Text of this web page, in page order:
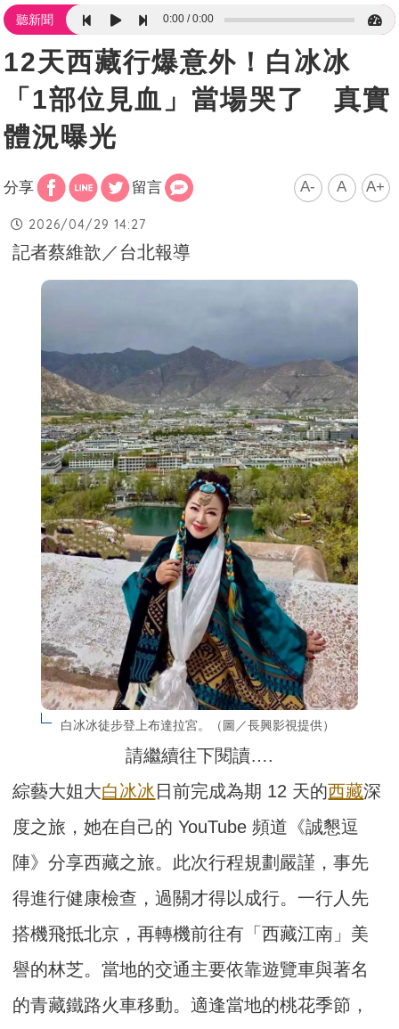
聽新聞 0:00 0:00
12天西藏行爆意外！白冰冰
「1部位見血」當場哭了 真實
體況曝光
分享 留言 A- A A+
2026/04/29 14:27
記者蔡維歆／台北報導
白冰冰徒步登上布達拉宮。（圖／長興影視提供）
請繼續往下閱讀….
綜藝大姐大白冰冰 日前完成為期 12 天的西藏深
度之旅，她在自己的 YouTube 頻道《誠懇逗
陣》分享西藏之旅。此次行程規劃嚴謹，事先
得進行健康檢查，過關才得以成行。一行人先
搭機飛抵北京，再轉機前往有「西藏江南」美
譽的林芝。當地的交通主要依靠遊覽車與著名
的青藏鐵路火車移動。適逢當地的桃花季節，